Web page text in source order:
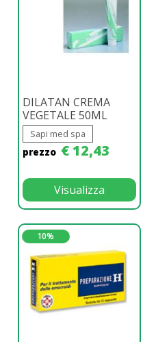
DILATAN CREMA
VEGETALE 50ML
Sapi med spa
prezzo € 12,43
Visualizza
10%